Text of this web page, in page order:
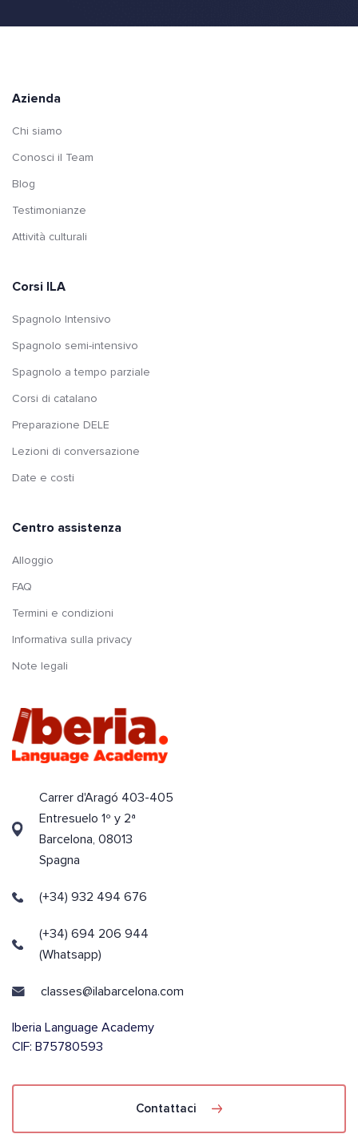
Azienda
Chi siamo
Conosci il Team
Blog
Testimonianze
Attività culturali
Corsi ILA
Spagnolo Intensivo
Spagnolo semi-intensivo
Spagnolo a tempo parziale
Corsi di catalano
Preparazione DELE
Lezioni di conversazione
Date e costi
Centro assistenza
Alloggio
FAQ
Termini e condizioni
Informativa sulla privacy
Note legali
Carrer d'Aragó 403-405
Entresuelo 1º y 2ª
Barcelona, 08013
Spagna
(+34) 932 494 676
(+34) 694 206 944
(Whatsapp)
classes@ilabarcelona.com
Iberia Language Academy
CIF: B75780593
Contattaci